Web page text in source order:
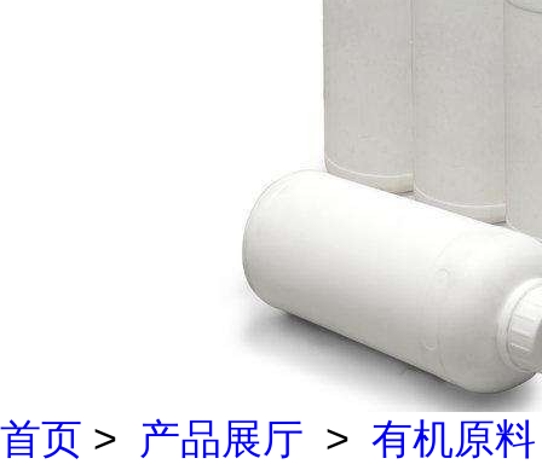
首页 > 产品展厅 > 有机原料